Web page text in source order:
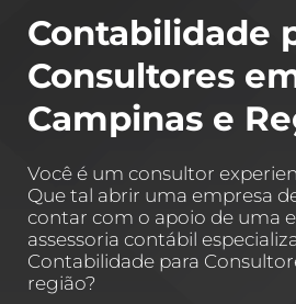
Contabilidade
Consultores
Campinas e
Você é um consultor
Que tal abrir uma empresa
contar com o apoio de uma
assessoria contábil
Contabilidade para
região?